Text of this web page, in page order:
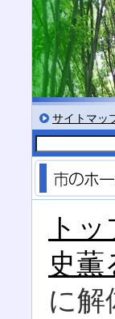
サイトマッ
イズにする
字を小さくする標準色黒
低
ト
史
に